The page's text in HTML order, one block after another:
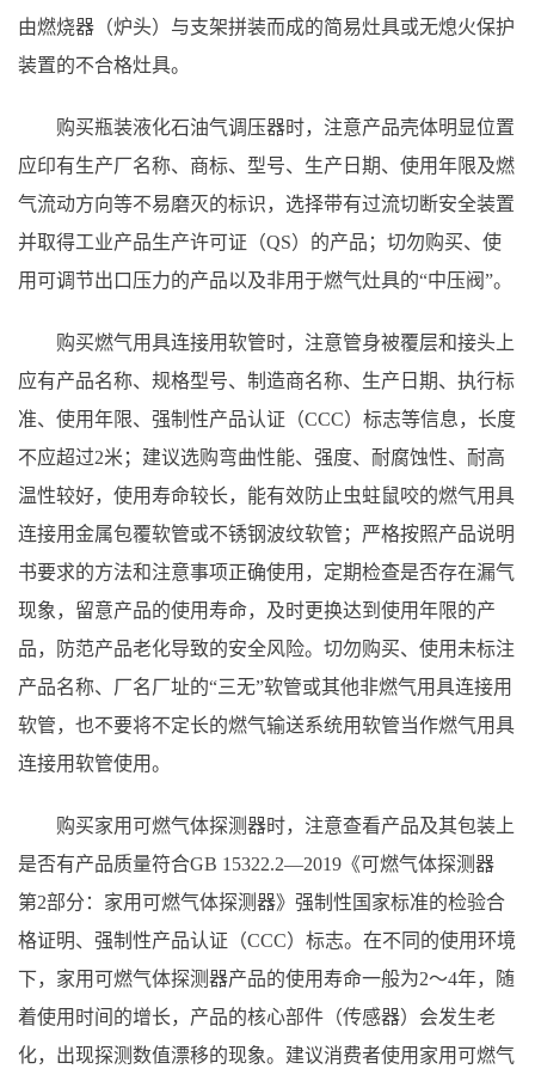
由燃烧器（炉头）与支架拼装而成的简易灶具或无熄火保护
装置的不合格灶具。
购买瓶装液化石油气调压器时，注意产品壳体明显位置
应印有生产厂名称、商标、型号、生产日期、使用年限及燃
气流动方向等不易磨灭的标识，选择带有过流切断安全装置
并取得工业产品生产许可证（QS）的产品；切勿购买、使
用可调节出口压力的产品以及非用于燃气灶具的“中压阀”。
购买燃气用具连接用软管时，注意管身被覆层和接头上
应有产品名称、规格型号、制造商名称、生产日期、执行标
准、使用年限、强制性产品认证（CCC）标志等信息，长度
不应超过2米；建议选购弯曲性能、强度、耐腐蚀性、耐高
温性较好，使用寿命较长，能有效防止虫蛀鼠咬的燃气用具
连接用金属包覆软管或不锈钢波纹软管；严格按照产品说明
书要求的方法和注意事项正确使用，定期检查是否存在漏气
现象，留意产品的使用寿命，及时更换达到使用年限的产
品，防范产品老化导致的安全风险。切勿购买、使用未标注
产品名称、厂名厂址的“三无”软管或其他非燃气用具连接用
软管，也不要将不定长的燃气输送系统用软管当作燃气用具
连接用软管使用。
购买家用可燃气体探测器时，注意查看产品及其包装上
是否有产品质量符合GB 15322.2—2019《可燃气体探测器
第2部分：家用可燃气体探测器》强制性国家标准的检验合
格证明、强制性产品认证（CCC）标志。在不同的使用环境
下，家用可燃气体探测器产品的使用寿命一般为2～4年，随
着使用时间的增长，产品的核心部件（传感器）会发生老
化，出现探测数值漂移的现象。建议消费者使用家用可燃气